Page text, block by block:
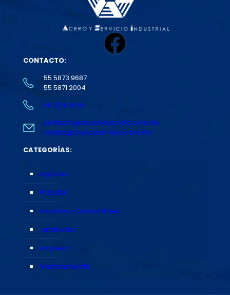
Facebook
CONTACTO:
55 5873 9687
55 5871 2004
55 3216 9149
contacto@aceroyservicio.com.mx
ventas@aceroyservicio.com.mx
CATEGORÍAS:
Agrícola
Forestal
Insumos y Consumibles
Jardinería
Limpieza
Mantenimiento